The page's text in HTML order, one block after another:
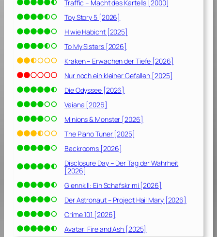
Traffic – Macht des Kartells [2000]
Toy Story 5 [2026]
H wie Habicht [2025]
To My Sisters [2026]
Kraken – Erwachen der Tiefe [2026]
Nur noch ein kleiner Gefallen [2025]
Die Odyssee [2026]
Vaiana [2026]
Minions & Monster [2026]
The Piano Tuner [2025]
Backrooms [2026]
Disclosure Day – Der Tag der Wahrheit
[2026]
Glennkill: Ein Schafskrimi [2026]
Der Astronaut – Project Hail Mary [2026]
Crime 101 [2026]
Avatar: Fire and Ash [2025]